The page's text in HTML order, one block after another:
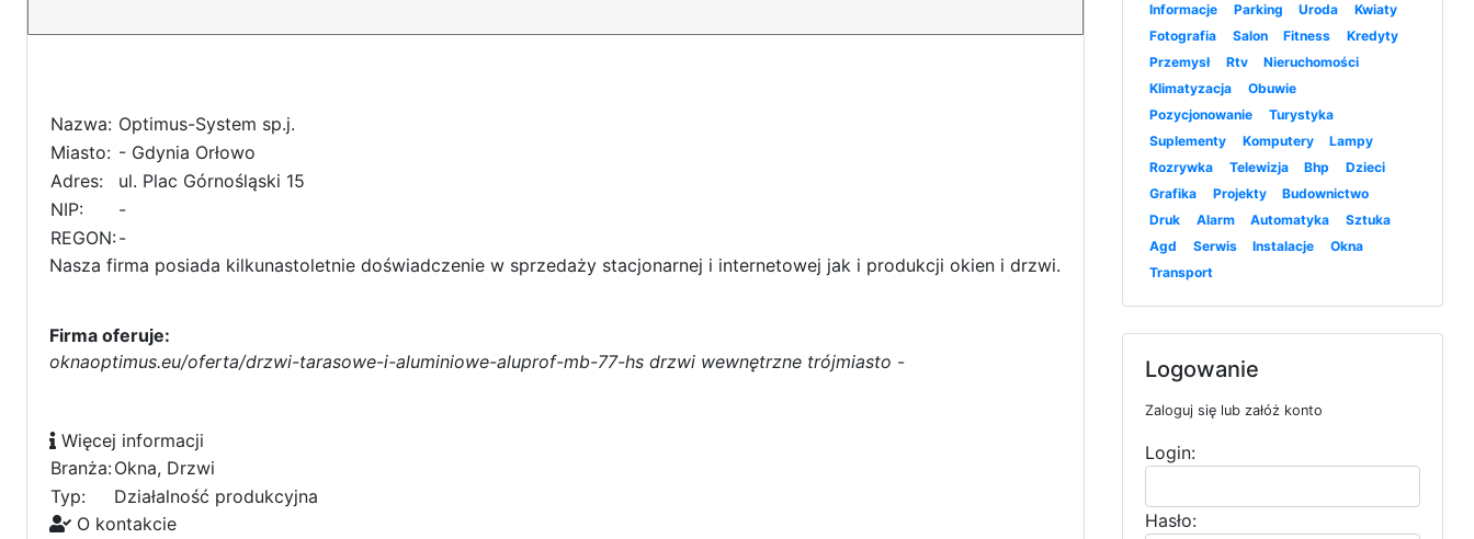
Nazwa: Optimus-System sp.j.
Miasto: - Gdynia Orłowo
Adres:
ul. Plac Górnośląski 15
NIP:
-
REGON:-
Nasza firma posiada kilkunastoletnie doświadczenie w sprzedaży stacjonarnej i internetowej jak i produkcji okien i drzwi.
Firma oferuje:
oknaoptimus.eu/oferta/drzwi-tarasowe-i-aluminiowe-aluprof-mb-77-hs drzwi wewnętrzne trójmiasto -
Więcej informacji
Branża:Okna, Drzwi
Typ:
Działalność produkcyjna
O kontakcie
Informacje
Parking Uroda
Kwiaty
Fotografia
Salon Fitness
Kredyty
Przemysł
Rtv
Nieruchomości
Klimatyzacja
Obuwie
Pozycjonowanie
Turystyka
Suplementy
Komputery
Lampy
Rozrywka
Telewizja Bhp
Dzieci
Grafika
Projekty
Budownictwo
Druk
Alarm Automatyka
Sztuka
Agd
Serwis Instalacje
Okna
Transport
Logowanie
Zaloguj się lub załóż konto
Login:
Hasło: